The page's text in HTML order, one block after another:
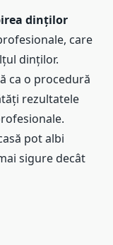
dinților
care
dinților.
ca o procedură
rezultatele
pot albi
sigure decât